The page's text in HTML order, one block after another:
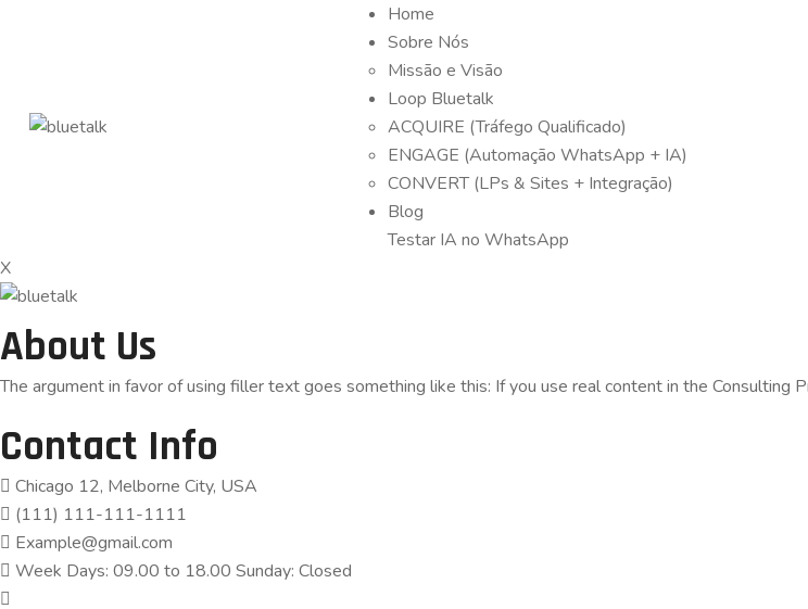
Home
Sobre Nós
Missão e Visão
Loop Bluetalk
ACQUIRE (Tráfego Qualificado)
ENGAGE (Automação WhatsApp + IA)
CONVERT (LPs & Sites + Integração)
Blog
Testar IA no WhatsApp
X
About Us
The argument in favor of using filler text goes something like this: If you use real content in the Consulting
Contact Info
Chicago 12, Melborne City, USA
(111) 111-111-1111
Example@gmail.com
Week Days: 09.00 to 18.00 Sunday: Closed